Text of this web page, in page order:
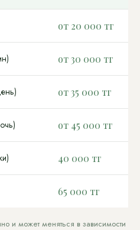
от 20 000 тг
от 30 000 тг
от 35 000 тг
от 45 000 тг
40 000 тг
65 000 тг
и может меняться в зависимости